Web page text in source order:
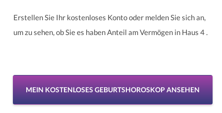
Erstellen Sie Ihr kostenloses Konto oder melden Sie sich an,
um zu sehen, ob Sie es haben Anteil am Vermögen in Haus 4 .
MEIN KOSTENLOSES GEBURTSHOROSKOP ANSEHEN